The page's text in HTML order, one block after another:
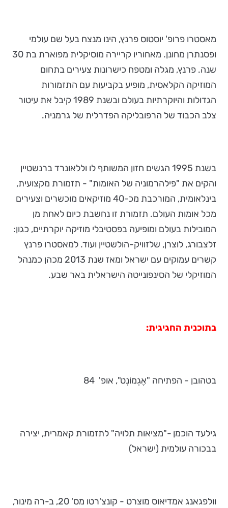
מאסטרו פרופ' יוסטוס פרנץ, הינו מנצח בעל שם עולמי
ופסנתרן מחונן. מאחוריו קריירה מוסיקלית מפוארת בת 30
שנה. פרנץ, מגלה ומטפח כישרונות צעירים בתחום
המוזיקה הקלאסית, מופיע בקביעות עם התזמורות
הגדולות והיוקרתיות בעולם ובשנת 1989 קיבל את עיטור
צלב הכבוד של הרפובליקה הפדרלית של גרמניה.
בשנת 1995 הגשים חזון המשותף לו וללאונרד ברנשטיין
והקים את "פילהרמוניה של האומות" - תזמורת מקצועית,
בינלאומית, המורכבת מכ-40 מוזיקאים מוכשרים וצעירים
מכל אומות העולם. תזמורת זו נחשבת כיום לאחת מן
המובילות בעולם ומופיעה בפסטיבלי מוזיקה יוקרתיים, כגון:
זלצבורג, לוצרן, שלזוויק-הולשטיין ועוד. למאסטרו פרנץ
קשרים עמוקים עם ישראל ומאז שנת 2013 מכהן כמנהל
המוזיקלי של הסינפונייטה הישראלית באר שבע.
בתוכנית החגיגית:
בטהובן - הפתיחה "אֶגְמוֹנְט", אופ' 84
גילעד הוכמן -"מציאות תלויה" לתזמורת קאמרית, יצירה
בבכורה עולמית (ישראל)
וולפגאנג אמדיאוס מוצרט - קונצ'רטו מס' 20, ב-רה מינור,